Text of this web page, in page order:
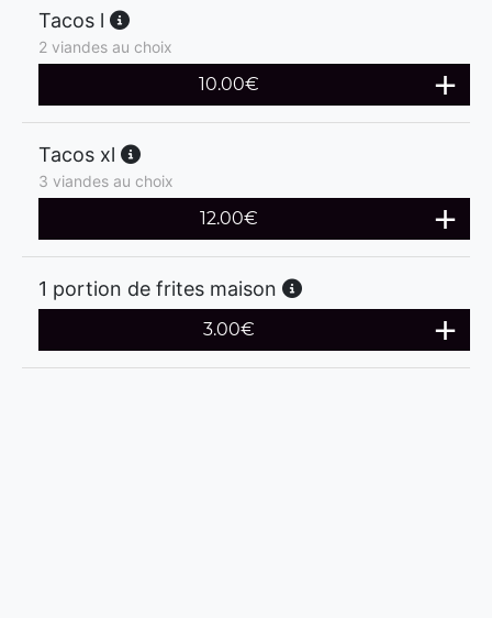
Tacos l
2 viandes au choix
10.00€
Tacos xl
3 viandes au choix
12.00€
1 portion de frites maison
3.00€